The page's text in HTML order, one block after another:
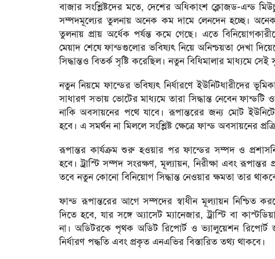
বাজার সংশ্লিষ্টদের মতে, দেশের অধিকাংশ ক্লোজড-এন্ড
সম্পদমূল্যের তুলনায় অনেক কম দামে লেনদেন হচ্ছে।
তুলনায় প্রায় অর্ধেক পর্যন্ত কমে গেছে। এতে
মেয়াদ শেষে ফান্ডগুলোর ভবিষ্যৎ নিয়ে অনিশ্চয়তা দেখা
সিদ্ধান্তও বিতর্ক সৃষ্টি করেছিল। নতুন বিধিমালার মাধ্যমে
নতুন নিয়মে ফান্ডের ভবিষ্যৎ নির্ধারণে ইউনিটধারীদের
সাধারণ সভায় ভোটের মাধ্যমে তারা সিদ্ধান্ত নেবেন
নাকি অবসায়নের পথে যাবে। রূপান্তরের জন্য মোট
হবে। এ সমর্থন না মিললে সংশ্লিষ্ট ক্ষেত্রে ফান্ড অবসায়নের
রূপান্তর কার্যক্রম শুরু হওয়ার পর ফান্ডের সম্পদ ও
হবে। ট্রাস্টি সম্পদ সংরক্ষণ, মূল্যায়ন, নিরীক্ষা এবং রূপান্তর
তবে নতুন কোনো বিনিয়োগ সিদ্ধান্ত নেওয়ার ক্ষমতা তার
ফান্ড রূপান্তরের আগে সম্পদের স্বাধীন মূল্যায়ন নিশ্চিত
দিতে হবে, যার সঙ্গে অ্যাসেট ম্যানেজার, ট্রাস্টি বা
না। অডিটরকে পৃথক অডিট রিপোর্ট ও ভ্যালুয়েশন রিপোর্ট
নির্ধারণ পদ্ধতি এবং প্রকৃত এনএভির বিস্তারিত তথ্য থাকবে।